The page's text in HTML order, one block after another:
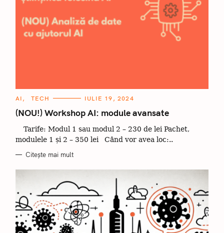
C
T
E
R
I
AI TECH IULIE 19, 2024
(NOU!) Workshop AI: module avansate
Tarife: Modul 1 sau modul 2 – 230 de lei Pachet,
modulele 1 și 2 – 350 lei Când vor avea loc:..
Citește mai mult